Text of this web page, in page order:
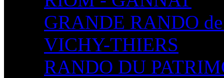
GRANDE RANDO
VICHY-THIERS
RANDO DU